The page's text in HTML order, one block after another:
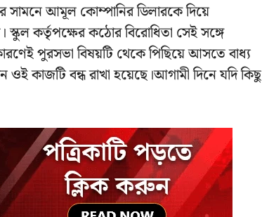
সামনে আমূল কোম্পানির ডিলারকে দিয়ে
স্কুল কর্তৃপক্ষের কঠোর বিরোধিতা সেই সঙ্গে
পুরসভা বিষয়টি থেকে পিছিয়ে আসতে বাধ্য
কাজটি বন্ধ রাখা হয়েছে।আগামী দিনে যদি কিছু